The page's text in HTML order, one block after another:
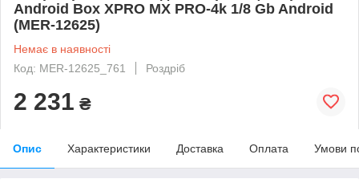
Android Box XPRO MX PRO-4k 1/8 Gb Android
(MER-12625)
Немає в наявності
Код: MER-12625_761
Роздріб
2 231 ₴
Опис Характеристики Доставка Оплата Умови